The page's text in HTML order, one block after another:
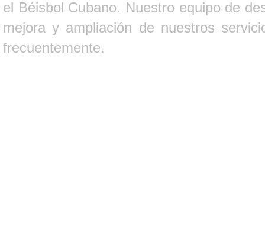
el Béisbol Cubano. Nuestro equipo de
mejora y ampliación de nuestros
frecuentemente.